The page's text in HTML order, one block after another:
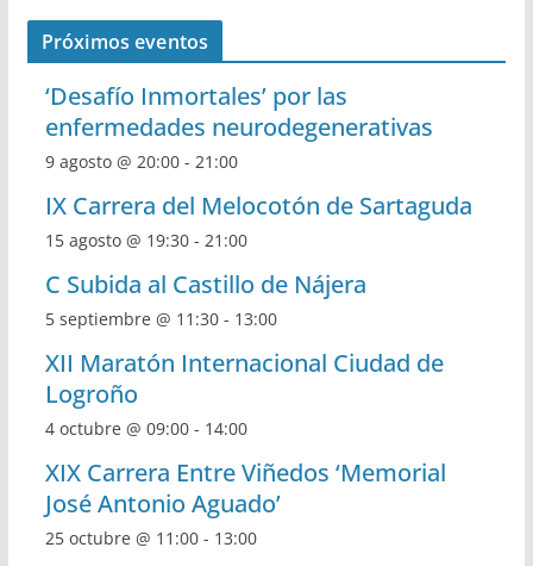
Próximos eventos
‘Desafío Inmortales’ por las
enfermedades neurodegenerativas
9 agosto @ 20:00- 21:00
IX Carrera del Melocotón de Sartaguda
15 agosto @ 19:30- 21:00
C Subida al Castillo de Nájera
5 septiembre @ 11:30- 13:00
XII Maratón Internacional Ciudad de
Logroño
4 octubre @ 09:00- 14:00
XIX Carrera Entre Viñedos ‘Memorial
José Antonio Aguado’
25 octubre @ 11:00- 13:00